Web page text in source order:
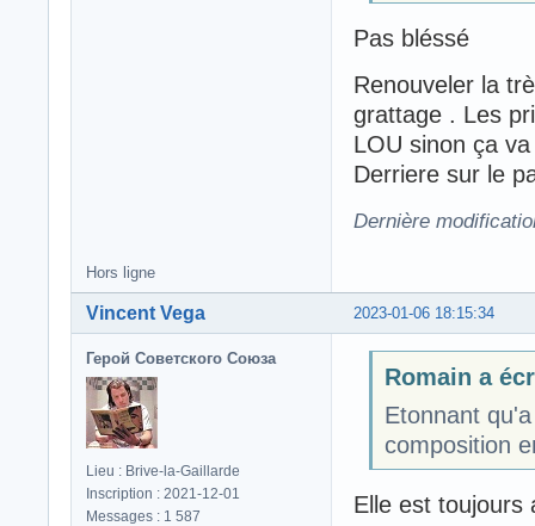
Pas bléssé
Renouveler la
grattage . Les
LOU sinon ça
Derriere sur le
Dernière
Hors ligne
2023-01-06 18:15:34
Vincent Vega
Герой Советского Союза
Lieu : Brive-la-Gaillarde
Inscription : 2021-12-01
Messages : 1 587
Romain a
Etonnant
composition
Elle est toujours